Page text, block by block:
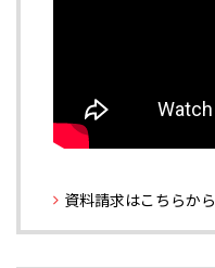
資料請求はこちらから